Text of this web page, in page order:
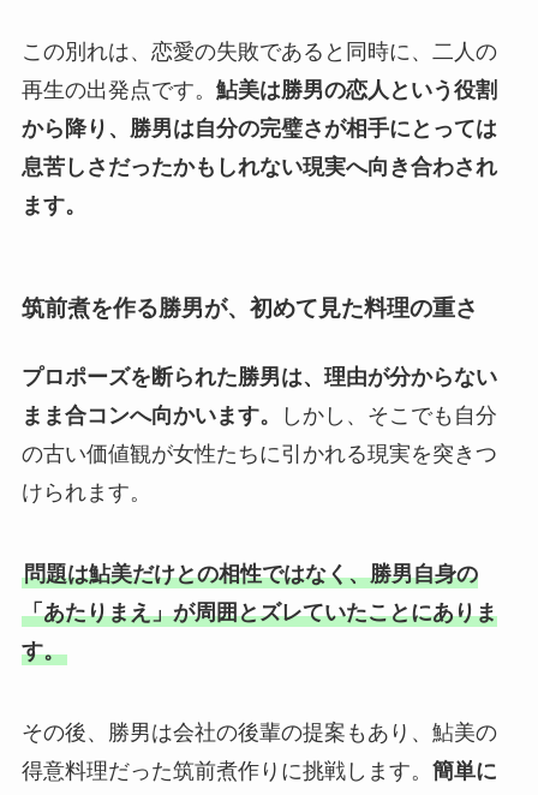
この別れは、恋愛の失敗であると同時に、二人の
再生の出発点です。 鮎美は勝男の恋人という役割
から降り、勝男は自分の完璧さが相手にとっては
息苦しさだったかもしれない現実へ向き合わされ
ます。
筑前煮を作る勝男が、初めて見た料理の重さ
プロポーズを断られた勝男は、理由が分からない
まま合コンへ向かいます。
しかし、そこでも自分
の古い価値観が女性たちに引かれる現実を突きつ
けられます。
問題は鮎美だけとの相性ではなく、勝男自身の
「あたりまえ」が周囲とズレていたことにありま
す。
その後、勝男は会社の後輩の提案もあり、鮎美の
得意料理だった筑前煮作りに挑戦します。 簡単に